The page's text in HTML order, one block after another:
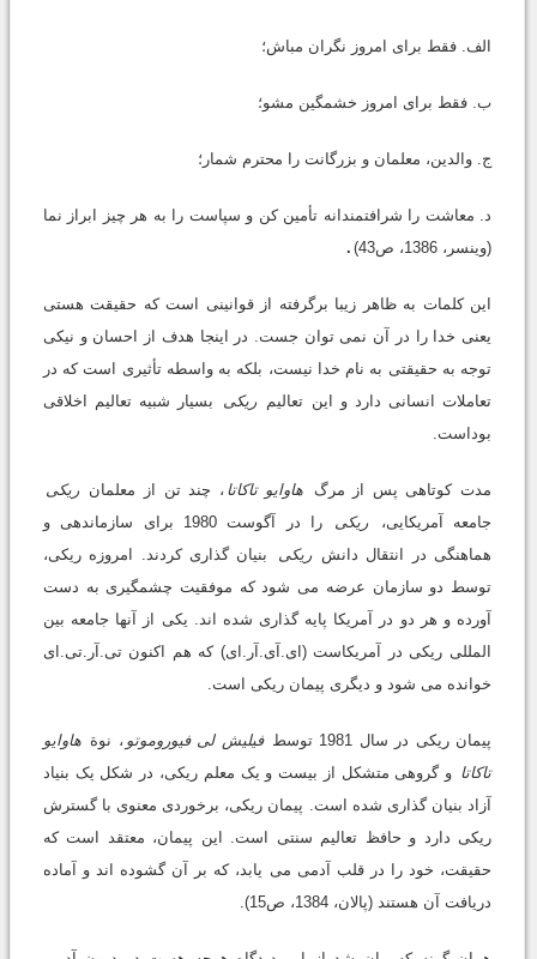
الف. فقط برای امروز نگران مباش؛
ب. فقط برای امروز خشمگین مشو؛
ج. والدین، معلمان و بزرگانت را محترم شمار؛
د. معاشت را شرافتمندانه تأمین کن و سپاست را به هر چیز ابراز نما
(وینسر، 1386، ص43)
.
این کلمات به ظاهر زیبا برگرفته از قوانینی است که حقیقت هستی
یعنی خدا را در آن نمی توان جست. در اینجا هدف از احسان و نیکی
توجه به حقیقتی به نام خدا نیست، بلکه به واسطه تأثیری است که در
تعاملات انسانی دارد و این تعالیم
ریکی
بسیار شبیه تعالیم اخلاقی
بوداست.
مدت کوتاهی پس از مرگ هاوایو تاکاتا ، چند تن از معلمان
ریکی
جامعه آمریکایی،
ریکی
را در آگوست 1980 برای سازماندهی و
هماهنگی در انتقال دانش
ریکی
بنیان گذاری کردند. امروزه ریکی،
توسط دو سازمان عرضه می شود که موفقیت چشمگیری به دست
آورده و هر دو در آمریکا پایه گذاری شده اند. یکی از آنها جامعه بین
المللی ریکی در آمریکاست (ای.آی.آر.ای) که هم اکنون تی.آر.تی.ای
خوانده می شود و دیگری پیمان ریکی است.
پیمان ریکی در سال 1981 توسط فیلیش لی فیوروموتو ، نوة هاوایو
تاکاتا و گروهی متشکل از بیست و یک معلم ریکی، در شکل یک بنیاد
آزاد بنیان گذاری شده است. پیمان ریکی، برخوردی معنوی با گسترش
ریکی دارد و حافظ تعالیم سنتی است. این پیمان، معتقد است که
حقیقت، خود را در قلب آدمی می یابد، که بر آن گشوده اند و آماده
دریافت آن هستند (پالان، 1384، ص15).